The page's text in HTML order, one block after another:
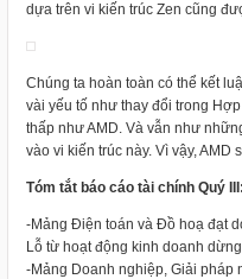
dựa trên vi kiến trúc Zen cũng
Chúng ta hoàn toàn có thể kết
vài yếu tố như thay đổi trong
thấp như AMD. Và vẫn như
vào vi kiến trúc này. Vì vậy,
Tóm tắt báo cáo tài chính Quý III:
-Mảng Điện toán và Đồ hoạ đạt
Lỗ từ hoạt động kinh doanh
-Mảng Doanh nghiệp, Giải pháp